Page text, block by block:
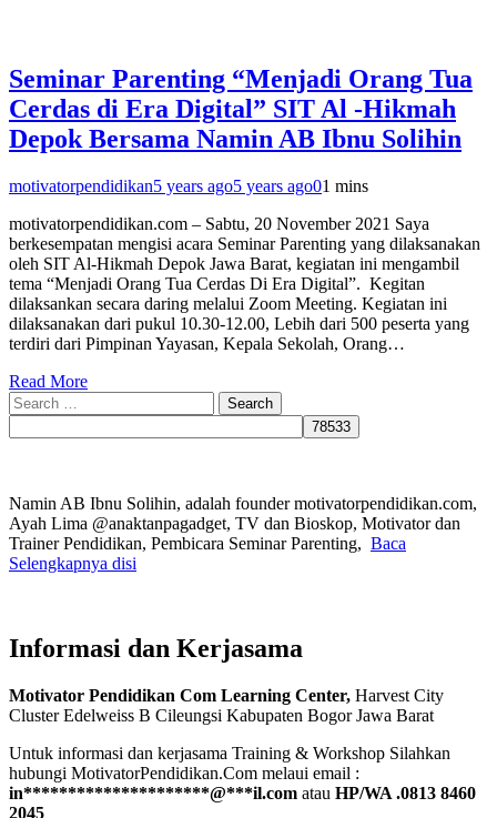
Seminar Parenting “Menjadi Orang Tua
Cerdas di Era Digital” SIT Al -Hikmah
Depok Bersama Namin AB Ibnu Solihin
motivatorpendidikan5 years ago5 years ago01 mins
motivatorpendidikan.com – Sabtu, 20 November 2021 Saya
berkesempatan mengisi acara Seminar Parenting yang dilaksanakan
oleh SIT Al-Hikmah Depok Jawa Barat, kegiatan ini mengambil
tema “Menjadi Orang Tua Cerdas Di Era Digital”. Kegitan
dilaksankan secara daring melalui Zoom Meeting. Kegiatan ini
dilaksanakan dari pukul 10.30-12.00, Lebih dari 500 peserta yang
terdiri dari Pimpinan Yayasan, Kepala Sekolah, Orang…
Read More
Search
for:
Namin AB Ibnu Solihin, adalah founder motivatorpendidikan.com,
Ayah Lima @anaktanpagadget, TV dan Bioskop, Motivator dan
Trainer Pendidikan, Pembicara Seminar Parenting, Baca
Selengkapnya disi
Informasi dan Kerjasama
Motivator Pendidikan Com Learning Center, Harvest City
Cluster Edelweiss B Cileungsi Kabupaten Bogor Jawa Barat
Untuk informasi dan kerjasama Training & Workshop Silahkan
hubungi MotivatorPendidikan.Com melaui email :
in*********************@***il.com atau HP/WA .0813 8460
2045